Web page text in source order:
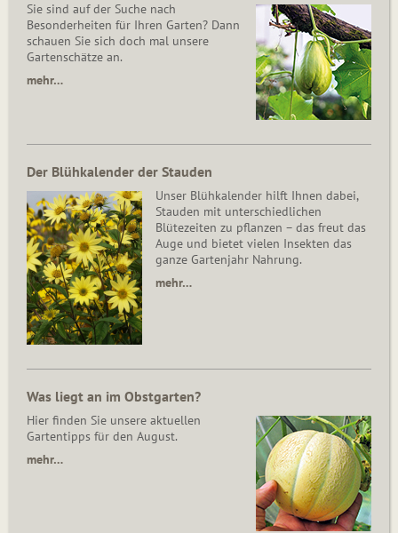
Sie sind auf der Suche nach
Besonderheiten für Ihren Garten? Dann
schauen Sie sich doch mal unsere
Gartenschätze an.
mehr…
Der Blühkalender der Stauden
Unser Blühkalender hilft Ihnen dabei,
Stauden mit unterschiedlichen
Blütezeiten zu pflanzen – das freut das
Auge und bietet vielen Insekten das
ganze Gartenjahr Nahrung.
mehr…
Was liegt an im Obstgarten?
Hier finden Sie unsere aktuellen
Gartentipps für den August.
mehr…